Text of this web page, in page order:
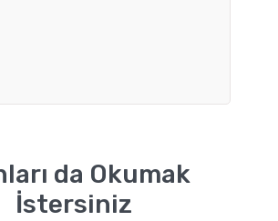
da Okumak
İstersiniz